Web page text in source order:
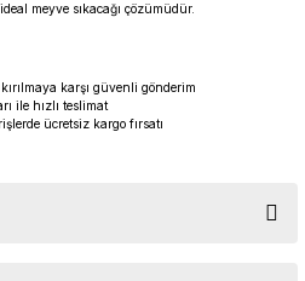
meyve sıkacağı çözümüdür.
karşı güvenli gönderim
ile hızlı teslimat
ücretsiz kargo fırsatı